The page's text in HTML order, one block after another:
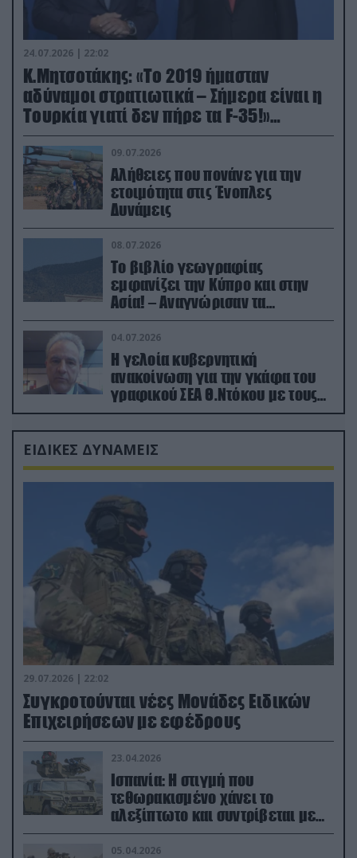
24.07.2026 | 22:02
Κ.Μητσοτάκης: «Το 2019 ήμασταν
αδύναμοι στρατιωτικά – Σήμερα είναι η
Τουρκία γιατί δεν πήρε τα F-35!»
(βίντεο)
09.07.2026
Αλήθειες που πονάνε για την
ετοιμότητα στις Ένοπλες
Δυνάμεις
08.07.2026
Το βιβλίο γεωγραφίας
εμφανίζει την Κύπρο και στην
Ασία! – Αναγνώρισαν τα
κατεχόμενα; (φωτο)
04.07.2026
Η γελοία κυβερνητική
ανακοίνωση για την γκάφα του
γραφικού ΣΕΑ Θ.Ντόκου με τους
Ρώσους φαρσέρ
ΕΙΔΙΚΕΣ ΔΥΝΑΜΕΙΣ
29.07.2026 | 22:02
Συγκροτούνται νέες Μονάδες Ειδικών
Επιχειρήσεων με εφέδρους
23.04.2026
Ισπανία: Η στιγμή που
τεθωρακισμένο χάνει το
αλεξίπτωτο και συντρίβεται με
ορμή στο έδαφος (βίντεο)
05.04.2026